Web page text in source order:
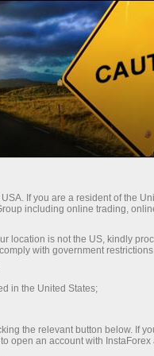
Торгова платформа
Партнерам
деталях
If you are a resident of the
including online trading,
location is not the US, kindly
with government
in the United States;
the relevant button below. If
open an account with InstaForex